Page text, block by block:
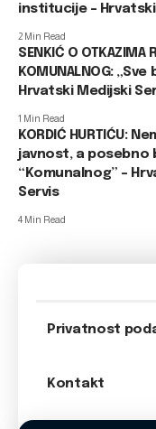
institucije –
2 Min Read
SENKIĆ O OTKAZIMA
KOMUNALNOG:
Hrvatski Medijski
1 Min Read
KORDIĆ HURTIĆU:
javnost, a posebno
“Komunalnog” –
Servis
4 Min Read
Privatnost
Kontakt